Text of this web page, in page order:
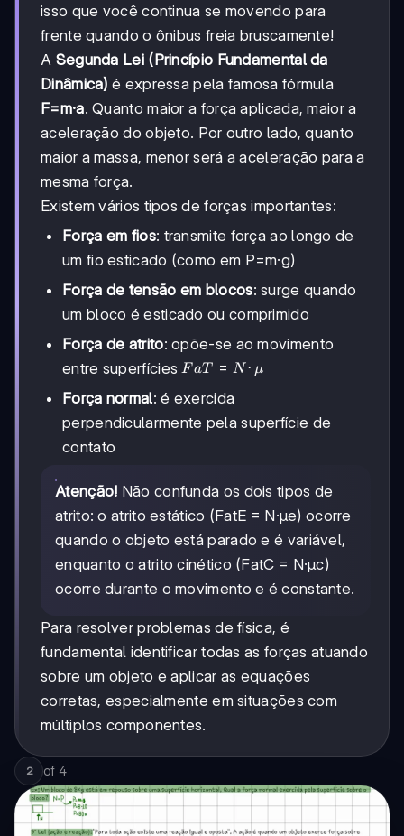
isso que você continua se movendo para
frente quando o ônibus freia bruscamente!
A Segunda Lei (Princípio Fundamental da
Dinâmica) é expressa pela famosa fórmula
F=m·a. Quanto maior a força aplicada, maior a
aceleração do objeto. Por outro lado, quanto
maior a massa, menor será a aceleração para a
mesma força.
Existem vários tipos de forças importantes:
Força em fios: transmite força ao longo de
um fio esticado (como em P=m·g)
Força de tensão em blocos: surge quando
um bloco é esticado ou comprimido
Força de atrito: opõe-se ao movimento
entre superfíciesFaT=N·μ
FaT = N ⋅ μ
Força normal: é exercida
perpendicularmente pela superfície de
contato
Atenção! Não confunda os dois tipos de
atrito: o atrito estático (FatE = N·μe) ocorre
quando o objeto está parado e é variável,
enquanto o atrito cinético (FatC = N·μc)
ocorre durante o movimento e é constante.
Para resolver problemas de física, é
fundamental identificar todas as forças atuando
sobre um objeto e aplicar as equações
corretas, especialmente em situações com
múltiplos componentes.
2 of 4